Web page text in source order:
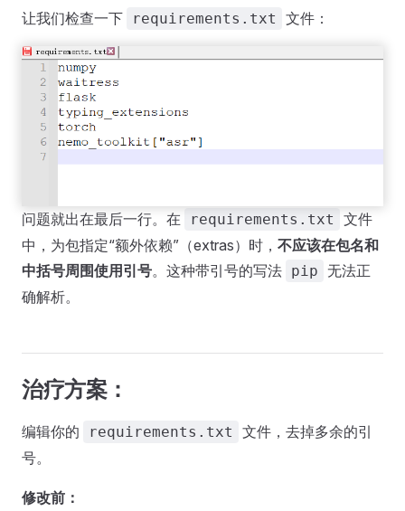
让我们检查一下 requirements.txt 文件：
问题就出在最后一行。在 requirements.txt
文件
中，为包指定“额外依赖”（extras）时， 不应该在包名和
中括号周围使用引号。这种带引号的写法 pip 无法正
确解析。
治疗方案：
编辑你的 requirements.txt
文件，去掉多余的引
号。
修改前：